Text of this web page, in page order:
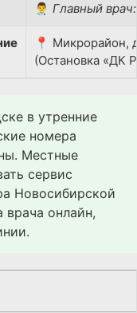
👨‍⚕️ Главный врач:
📍 Микрорайон,
(Остановка «ДК
в утренние
номера
Местные
сервис
Новосибирской
врача онлайн,